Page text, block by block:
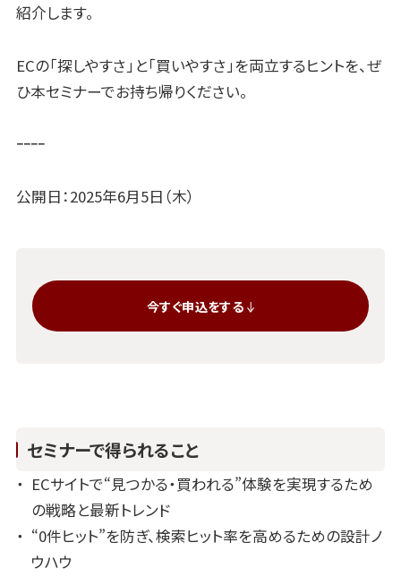
紹介します。
ECの「探しやすさ」と「買いやすさ」を両立するヒントを、ぜ
ひ本セミナーでお持ち帰りください。
ｰｰｰｰ
公開日：2025年6月5日（木）
今すぐ申込をする
セミナーで得られること
ECサイトで“見つかる・買われる”体験を実現するため
の戦略と最新トレンド
“0件ヒット”を防ぎ、検索ヒット率を高めるための設計ノ
ウハウ